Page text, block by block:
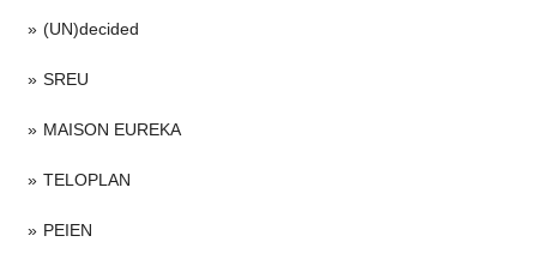
(UN)decided
SREU
MAISON EUREKA
TELOPLAN
PEIEN